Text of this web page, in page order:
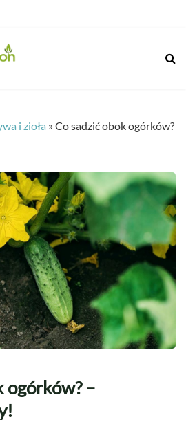
i zioła »Co sadzić obok ogórków?
ogórków? –